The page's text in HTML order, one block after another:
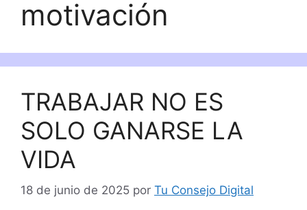
motivación
TRABAJAR NO ES
SOLO GANARSE LA
VIDA
18 de junio de 2025 por Tu Consejo Digital